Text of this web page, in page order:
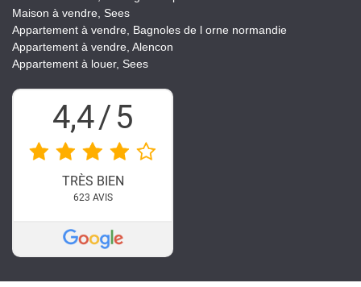
Maison à vendre, Sees
Appartement à vendre, Bagnoles de l orne normandie
Appartement à vendre, Alencon
Appartement à louer, Sees
4,4/5
TRÈS BIEN
623 AVIS